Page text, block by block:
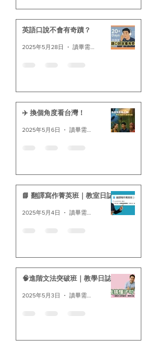
英語口說不會有奇蹟？
2025年5月28日
✈️ 換個角度看台灣！
2025年5月6日
📘 翻譯寫作菁英班｜教室日誌
2025年5月4日
🧠進階文法突破班｜教學日誌
2025年5月3日